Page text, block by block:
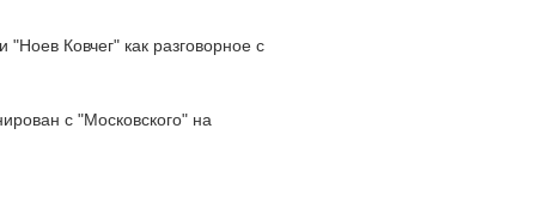
Ковчег" как разговорное с
с "Московского" на